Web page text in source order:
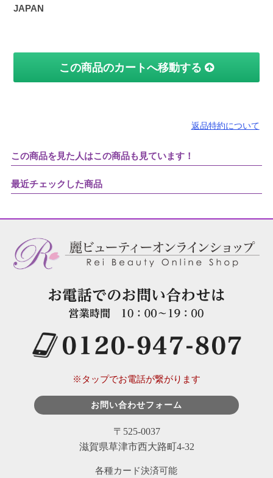
JAPAN
この商品のカートへ移動する
返品特約について
この商品を見た人はこの商品も見ています！
最近チェックした商品
※タップでお電話が繋がります
お問い合わせフォーム
〒525-0037
滋賀県草津市西大路町4-32
各種カード決済可能